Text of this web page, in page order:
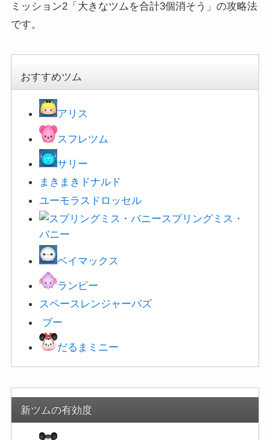
ミッション2「大きなツムを合計3個消そう」の攻略法
です。
おすすめツム
アリス
スフレツム
サリー
まきまきドナルド
ユーモラスドロッセル
スプリングミス・
バニー
ベイマックス
ランピー
スペースレンジャーバズ
ブー
だるまミニー
新ツムの有効度